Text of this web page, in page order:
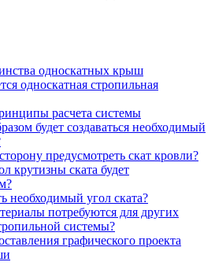
односкатных крыш
односкатная стропильная
расчета системы
будет создаваться необходимый
предусмотреть скат кровли?
крутизны ската будет
необходимый угол ската?
потребуются для других
системы?
графического проекта